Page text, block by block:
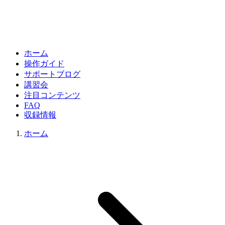
ホーム
操作ガイド
サポートブログ
講習会
注目コンテンツ
FAQ
収録情報
ホーム